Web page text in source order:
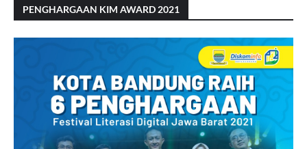
PENGHARGAAN KIM AWARD 2021